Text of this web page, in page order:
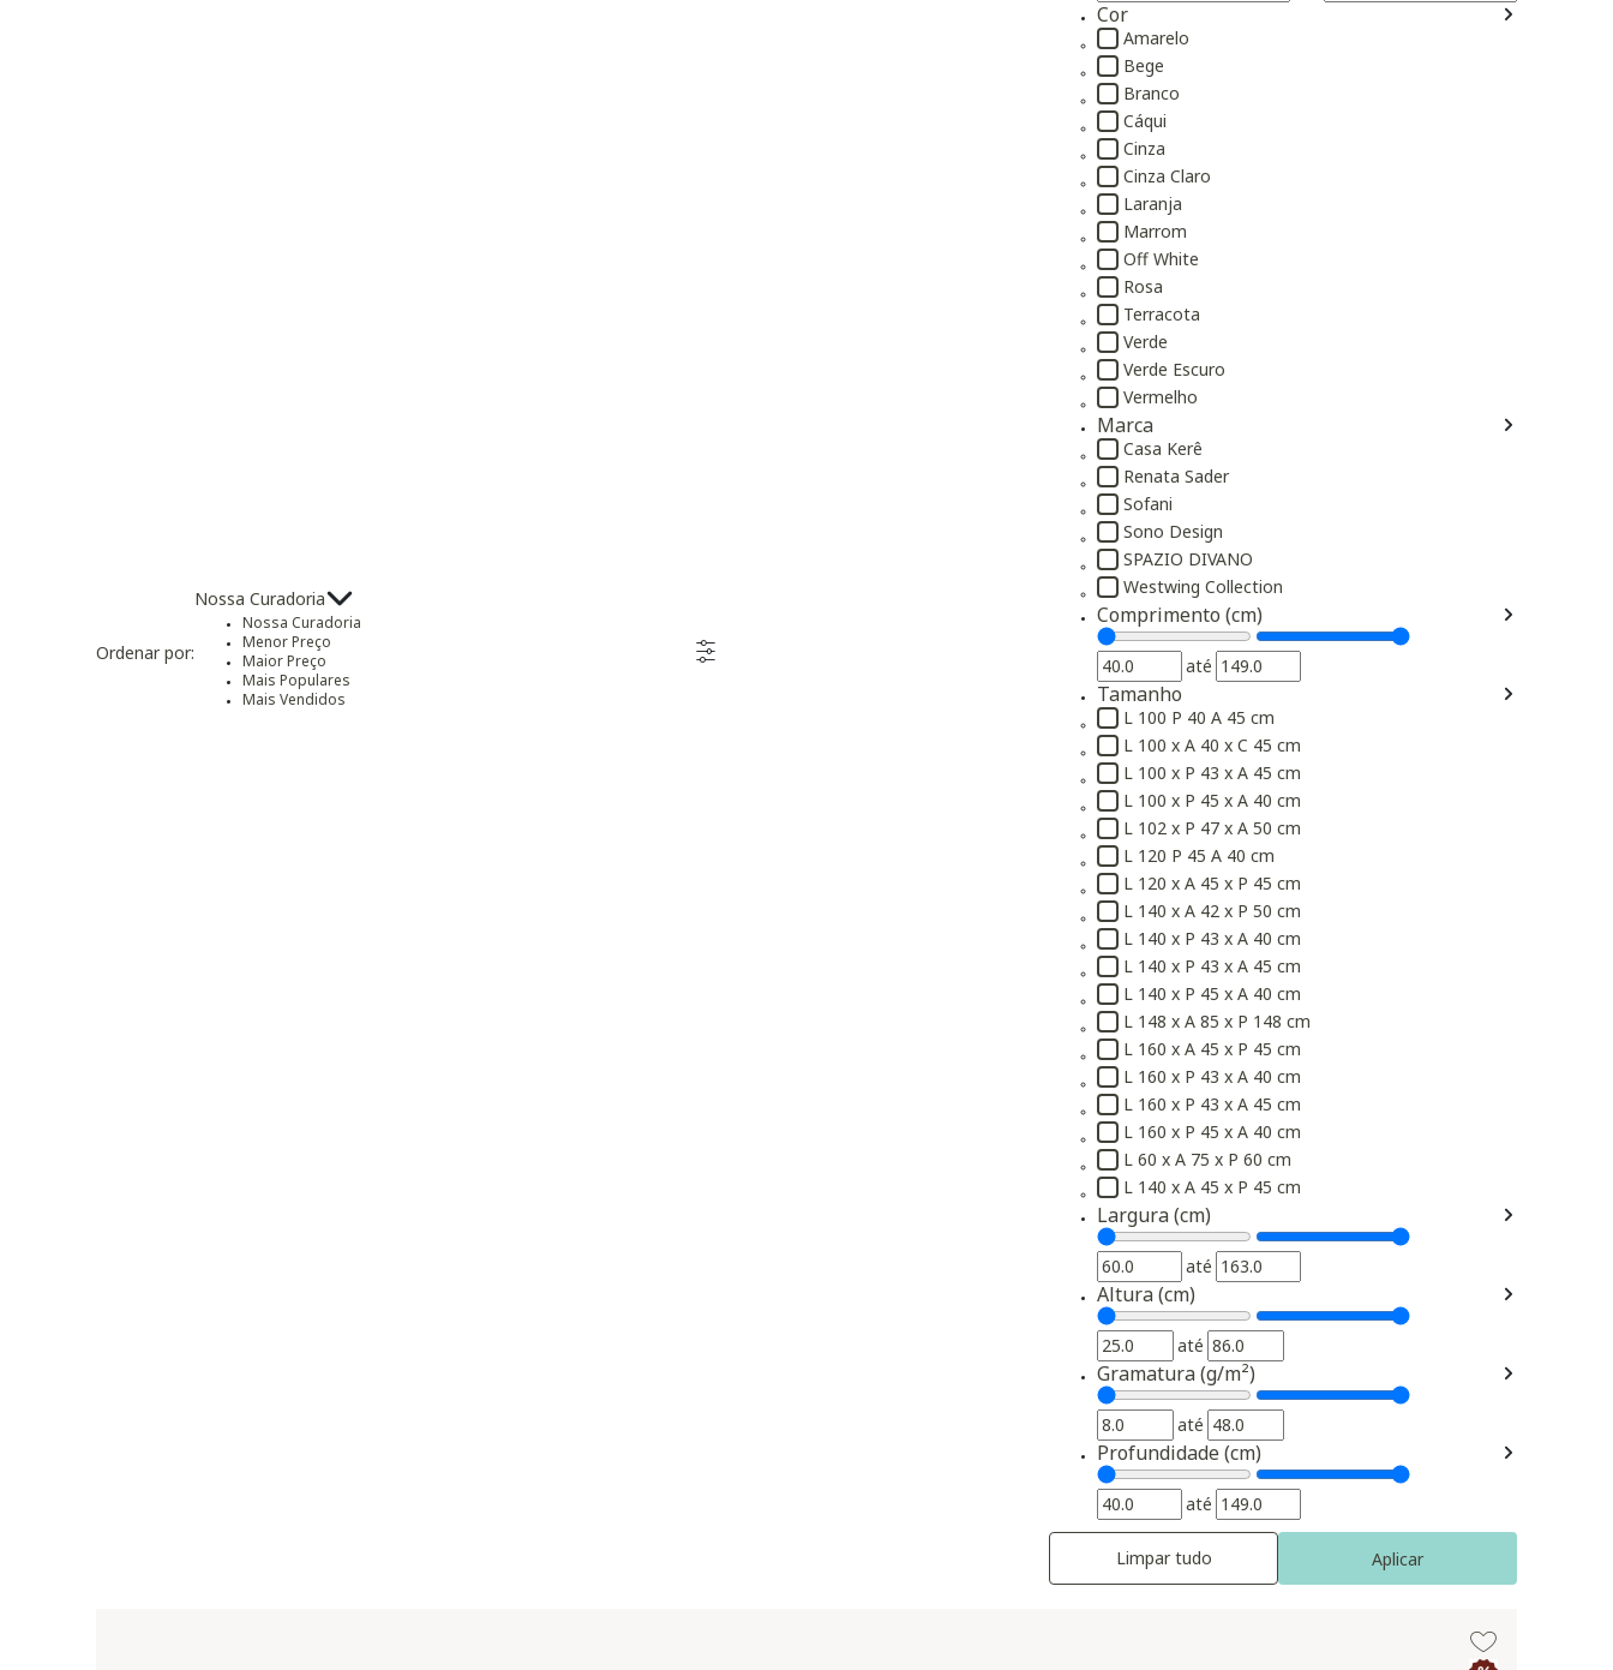
Ordenar por:
Nossa Curadoria
Nossa Curadoria
Menor Preço
Maior Preço
Mais Populares
Mais Vendidos
Cor
Amarelo
Refinar por Cor: Amarelo
Bege
Refinar por Cor: Bege
Branco
Refinar por Cor: Branco
Cáqui
Refinar por Cor: Cáqui
Cinza
Refinar por Cor: Cinza
Cinza Claro
Refinar por Cor: Cinza Claro
Laranja
Refinar por Cor: Laranja
Marrom
Refinar por Cor: Marrom
Off White
Refinar por Cor: Off White
Rosa
Refinar por Cor: Rosa
Terracota
Refinar por Cor: Terracota
Verde
Refinar por Cor: Verde
Verde Escuro
Refinar por Cor: Verde Escuro
Vermelho
Refinar por Cor: Vermelho
Marca
Casa Kerê
Refinar por Marca: Casa Kerê
Renata Sader
Refinar por Marca: Renata Sader
Sofani
Refinar por Marca: Sofani
Sono Design
Refinar por Marca: Sono Design
SPAZIO DIVANO
Refinar por Marca: SPAZIO DIVANO
Westwing Collection
Refinar por Marca: Westwing Collection
Comprimento (cm)
até
Tamanho
L 100 P 40 A 45 cm
Refinar por Tamanho: L 100 P 40 A 45 cm
L 100 x A 40 x C 45 cm
Refinar por Tamanho: L 100 x A 40 x C 45 cm
L 100 x P 43 x A 45 cm
L 100 x P 45 x A 40 cm
L 102 x P 47 x A 50 cm
Refinar por Tamanho: L 102 x P 47 x A 50 cm
L 120 P 45 A 40 cm
L 120 x A 45 x P 45 cm
Refinar por Tamanho: L 120 x A 45 x P 45 cm
L 140 x A 42 x P 50 cm
Refinar por Tamanho: L 140 x A 42 x P 50 cm
L 140 x P 43 x A 40 cm
L 140 x P 43 x A 45 cm
L 140 x P 45 x A 40 cm
L 148 x A 85 x P 148 cm
Refinar por Tamanho: L 148 x A 85 x P 148 cm
L 160 x A 45 x P 45 cm
Refinar por Tamanho: L 160 x A 45 x P 45 cm
L 160 x P 43 x A 40 cm
L 160 x P 43 x A 45 cm
L 160 x P 45 x A 40 cm
L 60 x A 75 x P 60 cm
Refinar por Tamanho: L 60 x A 75 x P 60 cm
L 140 x A 45 x P 45 cm
Tamanho L 140 x A 45 x P 45 cm não está
Largura (cm)
até
Altura (cm)
até
Gramatura (g/m²)
até
Profundidade (cm)
até
Limpar tudo Aplicar